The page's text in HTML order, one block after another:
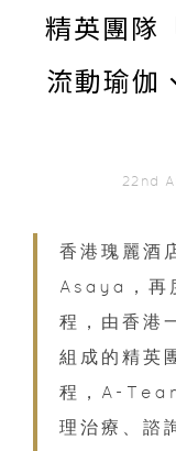
精英團隊
流動瑜伽
22nd
香港瑰麗酒
Asaya，再
程，由香港
組成的精英
程，A-
理治療、諮